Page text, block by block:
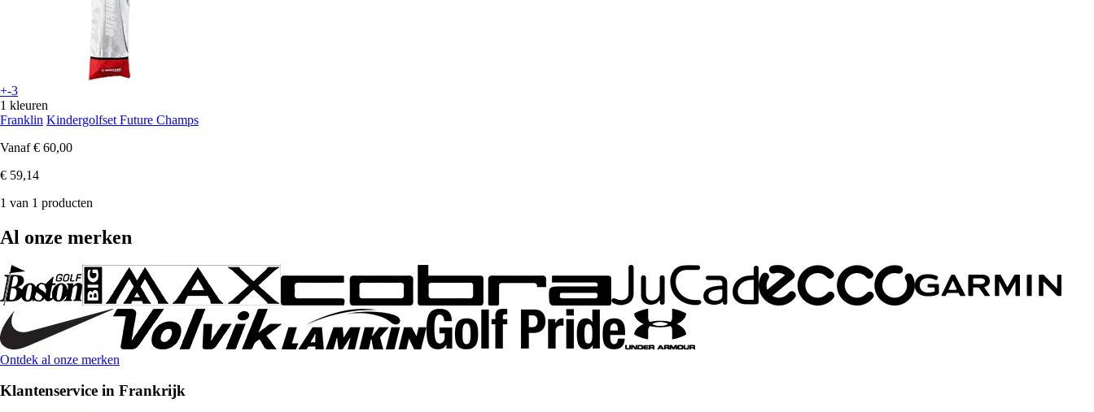
+-3
1 kleuren
Franklin Kindergolfset Future Champs
Vanaf € 60,00
€ 59,14
1 van 1 producten
Al onze merken
Ontdek al onze merken
Klantenservice in Frankrijk